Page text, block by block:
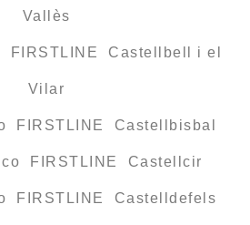
Vallès
FIRSTLINE Castellbell i el
Vilar
FIRSTLINE Castellbisbal
FIRSTLINE Castellcir
FIRSTLINE Castelldefels